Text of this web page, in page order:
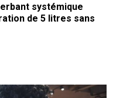
systémique
de 5 litres sans